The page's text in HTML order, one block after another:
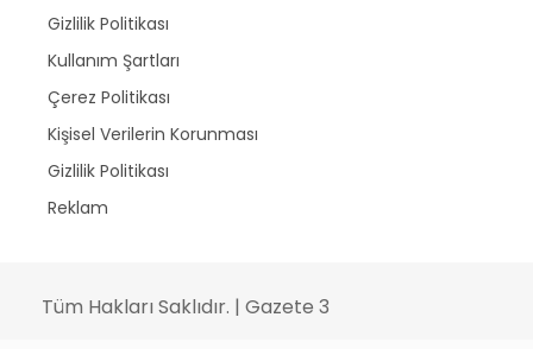
Gizlilik Politikası
Kullanım Şartları
Çerez Politikası
Kişisel Verilerin Korunması
Gizlilik Politikası
Reklam
Tüm Hakları Saklıdır. | Gazete 3